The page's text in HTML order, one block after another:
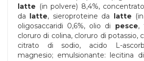
latte (in polvere) 8,4%,
da
latte, sieroproteine da latte
oligosaccaridi 0,6%, olio di pesce,
cloruro di colina, cloruro di potassio,
citrato di sodio, acido L-
magnesio; emulsionante: lecitina di